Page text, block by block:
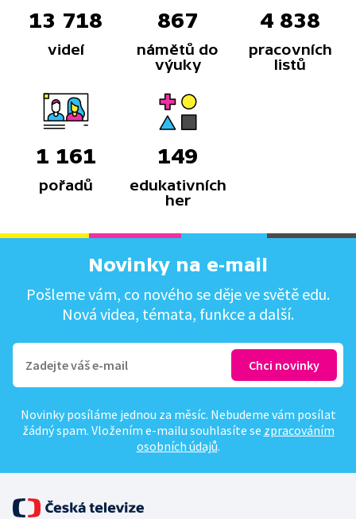
13 718
videí
867
námětů do
výuky
4 838
pracovních
listů
1 161
pořadů
149
edukativních
her
Novinky na e-mail
Pošleme vám, co nového se děje ve světě edu.
Nová videa, témata, funkce a další.
Novinky posíláme jednou za měsíc. Nebudeme vám posílat
žádný spam. Vložením e-mailu souhlasíte se zpracováním
osobních údajů.